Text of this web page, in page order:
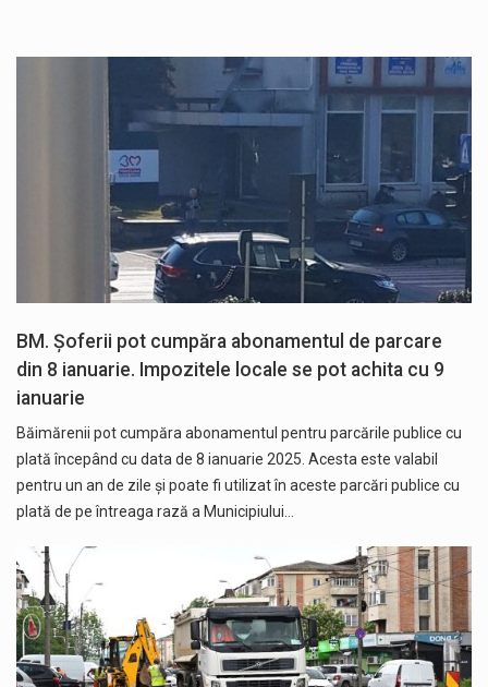
BM. Șoferii pot cumpăra abonamentul de parcare
din 8 ianuarie. Impozitele locale se pot achita cu 9
ianuarie
Băimărenii pot cumpăra abonamentul pentru parcările publice cu
plată începând cu data de 8 ianuarie 2025. Acesta este valabil
pentru un an de zile și poate fi utilizat în aceste parcări publice cu
plată de pe întreaga rază a Municipiului…